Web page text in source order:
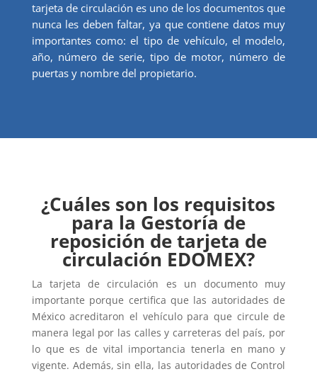
tarjeta de circulación es uno de los documentos que
nunca les deben faltar, ya que contiene datos muy
importantes como: el tipo de vehículo, el modelo,
año, número de serie, tipo de motor, número de
puertas y nombre del propietario.
¿Cuáles son los requisitos
para la Gestoría de
reposición de tarjeta de
circulación EDOMEX?
La tarjeta de circulación es un documento muy
importante porque certifica que las autoridades de
México acreditaron el vehículo para que circule de
manera legal por las calles y carreteras del país, por
lo que es de vital importancia tenerla en mano y
vigente. Además, sin ella, las autoridades de Control